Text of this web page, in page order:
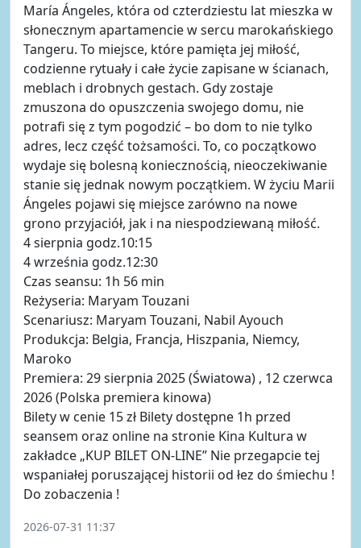
María Ángeles, która od czterdziestu lat mieszka w
słonecznym apartamencie w sercu marokańskiego
Tangeru. To miejsce, które pamięta jej miłość,
codzienne rytuały i całe życie zapisane w ścianach,
meblach i drobnych gestach. Gdy zostaje
zmuszona do opuszczenia swojego domu, nie
potrafi się z tym pogodzić – bo dom to nie tylko
adres, lecz część tożsamości. To, co początkowo
wydaje się bolesną koniecznością, nieoczekiwanie
stanie się jednak nowym początkiem. W życiu Marii
Ángeles pojawi się miejsce zarówno na nowe
grono przyjaciół, jak i na niespodziewaną miłość.
4 sierpnia godz.10:15
4 września godz.12:30
Czas seansu: 1h 56 min
Reżyseria: Maryam Touzani
Scenariusz: Maryam Touzani, Nabil Ayouch
Produkcja: Belgia, Francja, Hiszpania, Niemcy,
Maroko
Premiera: 29 sierpnia 2025 (Światowa) , 12 czerwca
2026 (Polska premiera kinowa)
Bilety w cenie 15 zł Bilety dostępne 1h przed
seansem oraz online na stronie Kina Kultura w
zakładce „KUP BILET ON-LINE” Nie przegapcie tej
wspaniałej poruszającej historii od łez do śmiechu !
Do zobaczenia !
2026-07-31 11:37